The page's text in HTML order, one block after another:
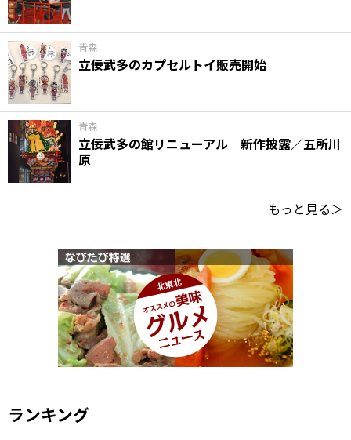
青森
立佞武多のカプセルトイ販売開始
青森
立佞武多の館リニューアル 新作披露／五所川
原
もっと見る＞
ランキング